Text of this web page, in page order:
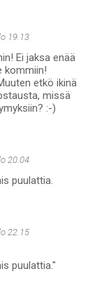
19.13
Ei jaksa enää
kommiin!
etkö ikinä
missä
:-)
20.04
puulattia.
22.15
puulattia."